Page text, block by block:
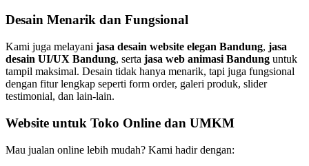
Desain Menarik dan Fungsional
Kami juga melayani jasa desain website elegan Bandung, jasa
desain UI/UX Bandung, serta jasa web animasi Bandung untuk
tampil maksimal. Desain tidak hanya menarik, tapi juga fungsional
dengan fitur lengkap seperti form order, galeri produk, slider
testimonial, dan lain-lain.
Website untuk Toko Online dan UMKM
Mau jualan online lebih mudah? Kami hadir dengan: